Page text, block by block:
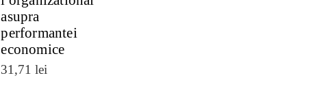
asupra
performantei
economice
31,71lei